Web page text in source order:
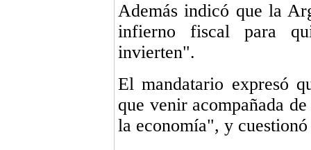
Además indicó que la
infierno fiscal para
invierten".
El mandatario expresó
que venir acompañada
la economía", y